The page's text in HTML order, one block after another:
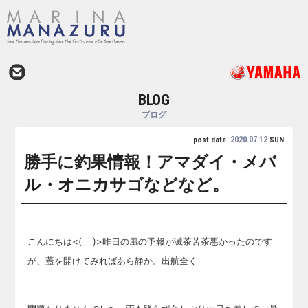
BLOG
ブログ
post date. 2020.07.12SUN
勝手に釣果情報！アマダイ・メバ
ル・オニカサゴなどなど。
こんにちは<(_ _)>昨日の風の予報が滅茶苦茶悪かったのです
が、蓋を開けてみればあら静か。出航全く